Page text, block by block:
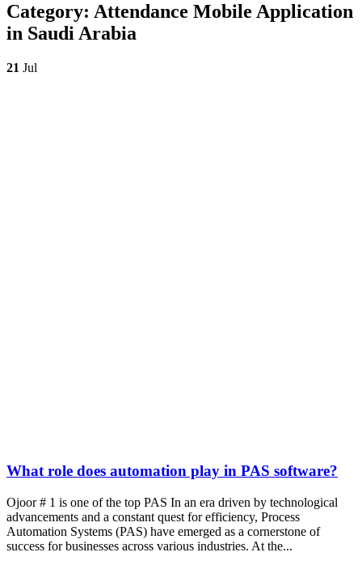
Category: Attendance Mobile Application
in Saudi Arabia
21 Jul
What role does automation play in PAS software?
Ojoor # 1 is one of the top PAS In an era driven by technological
advancements and a constant quest for efficiency, Process
Automation Systems (PAS) have emerged as a cornerstone of
success for businesses across various industries. At the...